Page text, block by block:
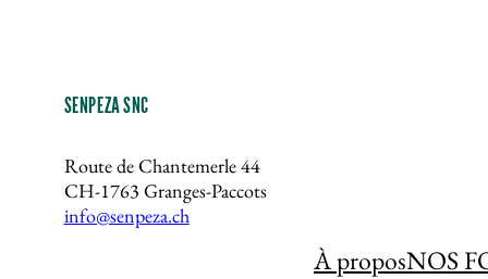
choisies
SENPEZA SNC
Route de Chantemerle 44
CH-1763 Granges-Paccots
info@senpeza.ch
À proposNOS